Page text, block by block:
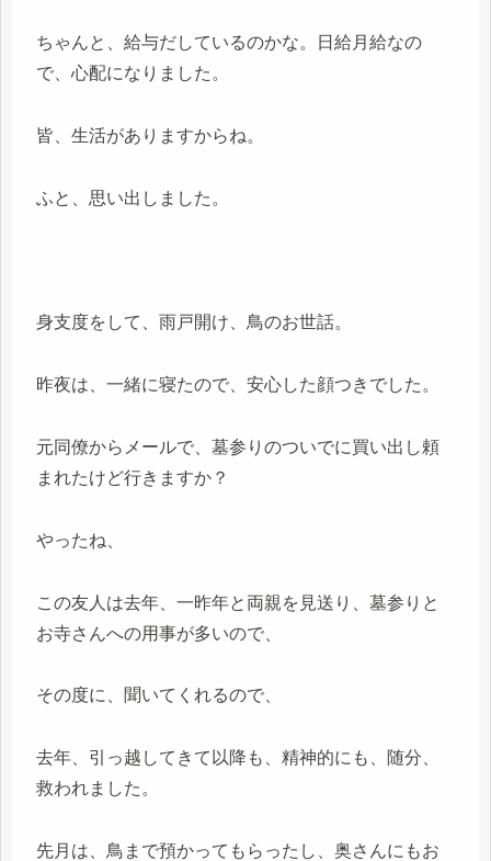
ちゃんと、給与だしているのかな。日給月給なの
で、心配になりました。
皆、生活がありますからね。
ふと、思い出しました。
身支度をして、雨戸開け、鳥のお世話。
昨夜は、一緒に寝たので、安心した顔つきでした。
元同僚からメールで、墓参りのついでに買い出し頼
まれたけど行きますか？
やったね、
この友人は去年、一昨年と両親を見送り、墓参りと
お寺さんへの用事が多いので、
その度に、聞いてくれるので、
去年、引っ越してきて以降も、精神的にも、随分、
救われました。
先月は、鳥まで預かってもらったし、奥さんにもお